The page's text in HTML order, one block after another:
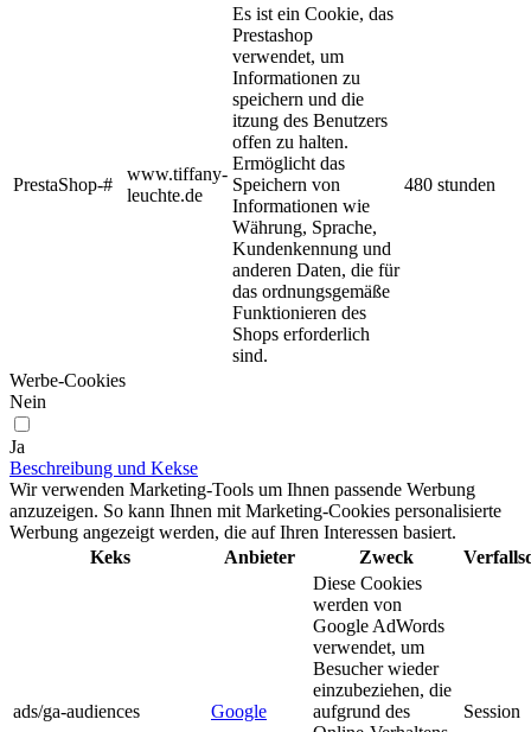
PrestaShop-#
www.tiffany-
leuchte.de
Es ist ein Cookie, das
Prestashop
verwendet, um
Informationen zu
speichern und die
itzung des Benutzers
offen zu halten.
Ermöglicht das
Speichern von
Informationen wie
Währung, Sprache,
Kundenkennung und
anderen Daten, die für
das ordnungsgemäße
Funktionieren des
Shops erforderlich
sind.
480 stunden
Werbe-Cookies
Nein
Ja
Beschreibung und Kekse
Wir verwenden Marketing-Tools um Ihnen passende Werbung
anzuzeigen. So kann Ihnen mit Marketing-Cookies personalisierte
Werbung angezeigt werden, die auf Ihren Interessen basiert.
Keks
Anbieter Zweck
ads/ga-audiences Google
Diese Cookies
werden von
Google AdWords
verwendet, um
Besucher wieder
einzubeziehen, die
aufgrund des
Session